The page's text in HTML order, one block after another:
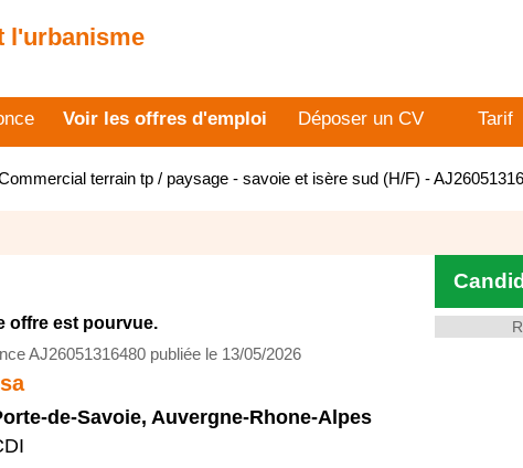
l'urbanisme
Voir les offres d'emploi Déposer un CV Tarif
terrain tp / paysage - savoie et isère sud (H/F) -
offre est pourvue.
AJ26051316480 publiée le 13/05/2026
de-Savoie, Auvergne-Rhone-Alpes